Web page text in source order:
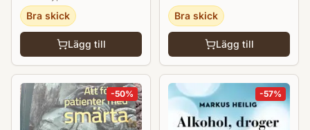
Bra skick
Lägg till
Bra skick
Lägg till
-50% -57%